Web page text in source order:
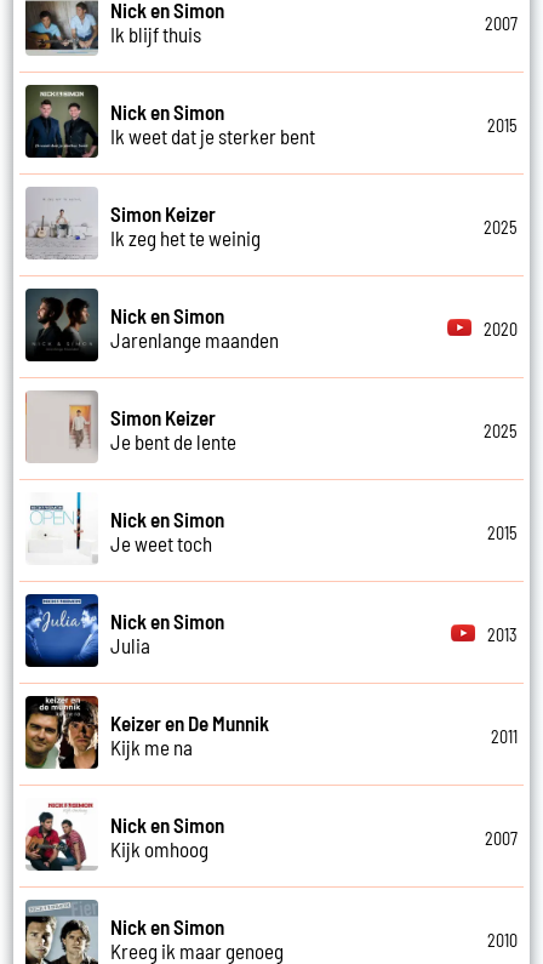
Nick en Simon
Ik blijf thuis
2007
Nick en Simon
Ik weet dat je sterker bent
2015
Simon Keizer
Ik zeg het te weinig
2025
Nick en Simon
Jarenlange maanden
2020
Simon Keizer
Je bent de lente
2025
Nick en Simon
Je weet toch
2015
Nick en Simon
Julia
2013
Keizer en De Munnik
Kijk me na
2011
Nick en Simon
Kijk omhoog
2007
Nick en Simon
Kreeg ik maar genoeg
2010